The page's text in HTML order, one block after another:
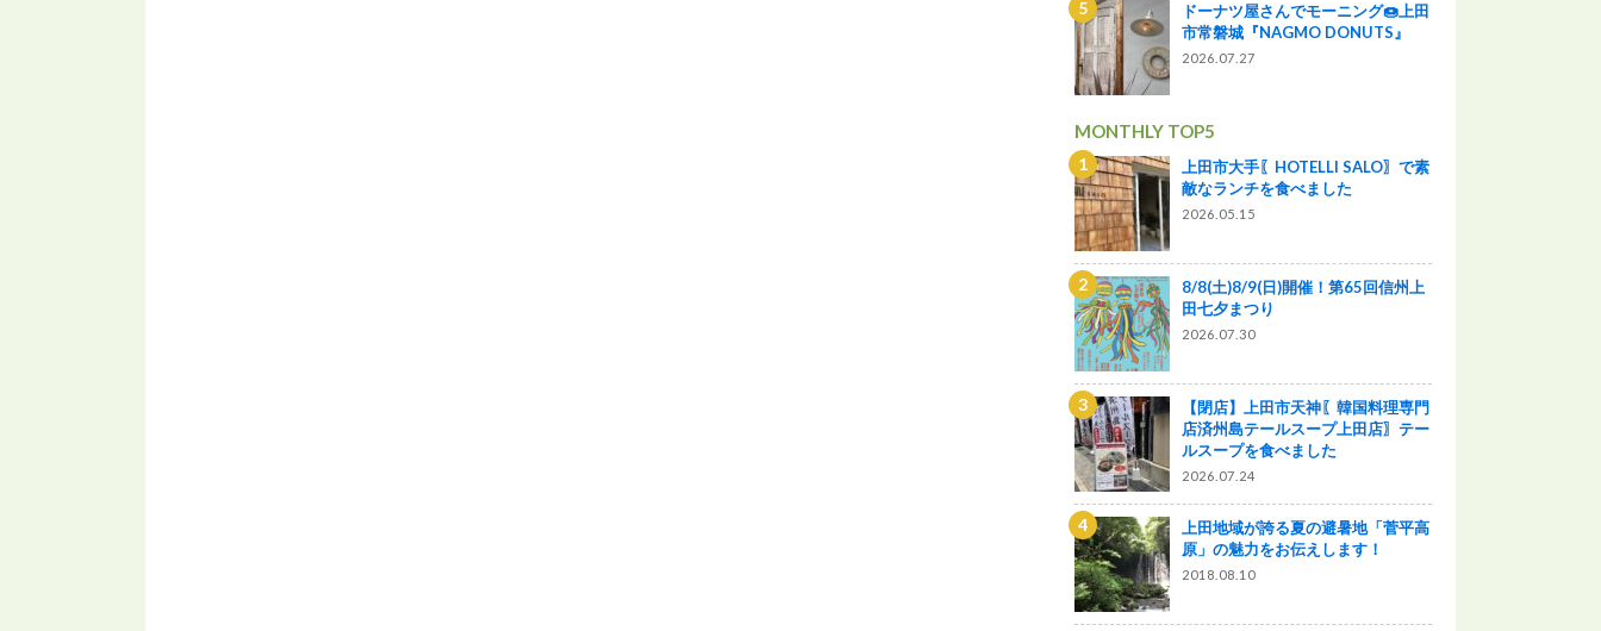
ドーナツ屋さんでモーニング🍩上田
市常磐城『NAGMO DONUTS』
2026.07.27
MONTHLY TOP5
上田市大手〖HOTELLI SALO〗で素
敵なランチを食べました
2026.05.15
8/8(土)8/9(日)開催！第65回信州上
田七夕まつり
2026.07.30
【閉店】上田市天神〖韓国料理専門
店済州島テールスープ上田店〗テー
ルスープを食べました
2026.07.24
上田地域が誇る夏の避暑地「菅平高
原」の魅力をお伝えします！
2018.08.10